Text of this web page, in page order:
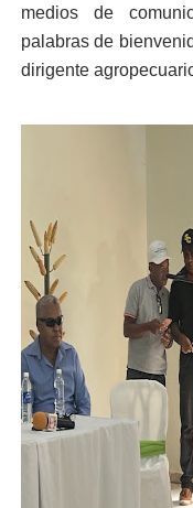
medios de
palabras de
dirigente